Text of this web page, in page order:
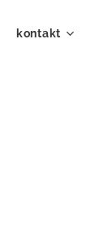
kontakt